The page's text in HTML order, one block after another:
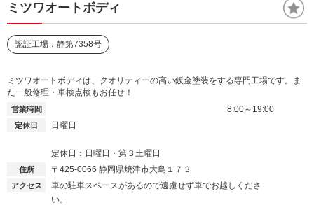
ミツワオートボディ
認証工場：静第7358号
ミツワオートボディは、クオリティーの高い鈑金塗装をする専門工場です。ま
た一般修理・車検点検もお任せ！
営業時間 8:00～19:00
定休日 日曜日
定休日：日曜日・第３土曜日
住所 〒425-0066 静岡県焼津市大島１７３
アクセス
車の駐車スペースがあるので遠慮せず車でお越しくださ
い。